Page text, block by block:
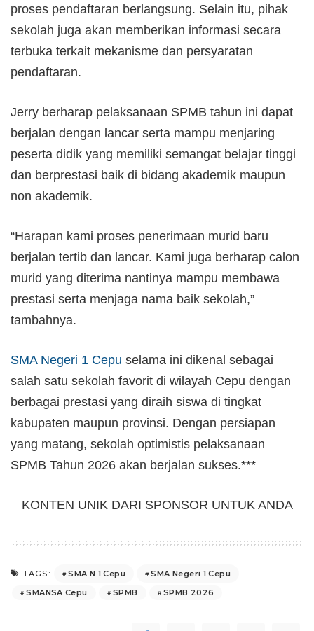
proses pendaftaran berlangsung. Selain itu, pihak
sekolah juga akan memberikan informasi secara
terbuka terkait mekanisme dan persyaratan
pendaftaran.
Jerry berharap pelaksanaan SPMB tahun ini dapat
berjalan dengan lancar serta mampu menjaring
peserta didik yang memiliki semangat belajar tinggi
dan berprestasi baik di bidang akademik maupun
non akademik.
“Harapan kami proses penerimaan murid baru
berjalan tertib dan lancar. Kami juga berharap calon
murid yang diterima nantinya mampu membawa
prestasi serta menjaga nama baik sekolah,”
tambahnya.
SMA Negeri 1 Cepu selama ini dikenal sebagai
salah satu sekolah favorit di wilayah Cepu dengan
berbagai prestasi yang diraih siswa di tingkat
kabupaten maupun provinsi. Dengan persiapan
yang matang, sekolah optimistis pelaksanaan
SPMB Tahun 2026 akan berjalan sukses.***
KONTEN UNIK DARI SPONSOR UNTUK ANDA
TAGS: SMA N 1 Cepu
SMA Negeri 1 Cepu
SMANSA Cepu
SPMB SPMB 2026